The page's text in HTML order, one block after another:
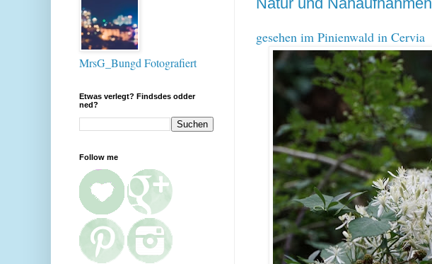
gesehen im Pinienwald in Cervia
MrsG_Bungd Fotografiert
Etwas verlegt? Findsdes odder
ned?
Follow me